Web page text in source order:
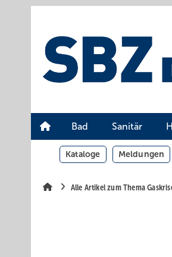
Bad Sanitär
Kataloge Meldungen
Alle Artikel zum Thema